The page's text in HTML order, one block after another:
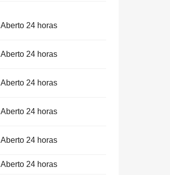
Aberto 24 horas
Aberto 24 horas
Aberto 24 horas
Aberto 24 horas
Aberto 24 horas
Aberto 24 horas